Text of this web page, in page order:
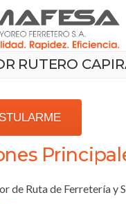
RUTERO
de Ruta de Ferretería y